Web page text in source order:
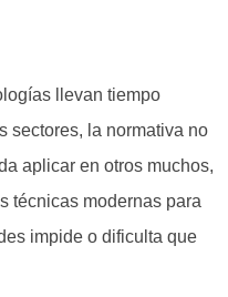
llevan tiempo
sectores, la normativa no
aplicar en otros muchos,
técnicas modernas para
impide o dificulta que